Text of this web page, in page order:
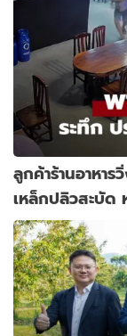
ลูกค้าร้านอาหา
เหล็กปลิวสะบัด